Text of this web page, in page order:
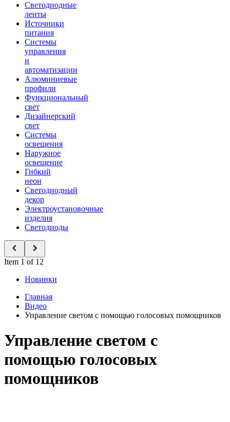
Светодиодные
ленты
Источники
питания
Системы
управления
и
автоматизации
Алюминиевые
профили
Функциональный
свет
Дизайнерский
свет
Системы
освещения
Наружное
освещение
Гибкий
неон
Светодиодный
декор
Электроустановочные
изделия
Светодиоды
Item 1 of 12
Новинки
Главная
Видео
Управление светом с помощью голосовых помощников
Управление светом с
помощью голосовых
помощников